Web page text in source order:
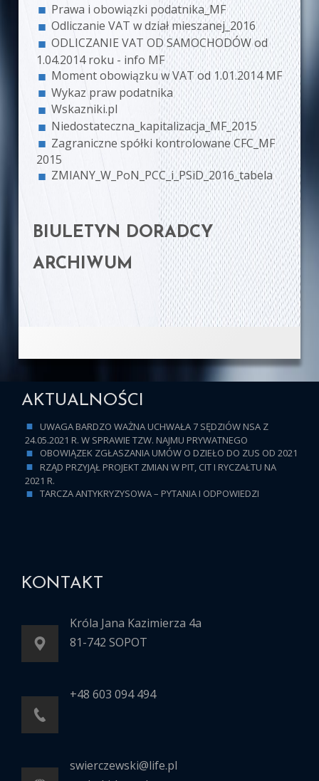
Prawa i obowiązki podatnika_MF
Odliczanie VAT w dział mieszanej_2016
ODLICZANIE VAT OD SAMOCHODÓW od
1.04.2014 roku - info MF
Moment obowiązku w VAT od 1.01.2014 MF
Wykaz praw podatnika
Wskazniki.pl
Niedostateczna_kapitalizacja_MF_2015
Zagraniczne spółki kontrolowane CFC_MF
2015
ZMIANY_W_PoN_PCC_i_PSiD_2016_tabela
BIULETYN DORADCY
ARCHIWUM
AKTUALNOŚCI
UWAGA BARDZO WAŻNA UCHWAŁA 7 SĘDZIÓW NSA Z
24.05.2021 R. W SPRAWIE TZW. NAJMU PRYWATNEGO
OBOWIĄZEK ZGŁASZANIA UMÓW O DZIEŁO DO ZUS OD 2021
RZĄD PRZYJĄŁ PROJEKT ZMIAN W PIT, CIT I RYCZAŁTU NA
2021 R.
TARCZA ANTYKRYZYSOWA – PYTANIA I ODPOWIEDZI
KONTAKT
Króla Jana Kazimierza 4a
81-742 SOPOT
+48 603 094 494
swierczewski@life.pl